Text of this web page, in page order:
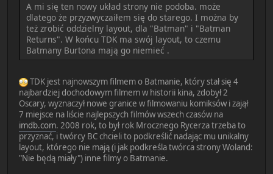
A mi się ten nowy układ strony nie podoba. może
dlatego że przyzwyczaiłem się do starego. I można by
też zrobić oddzielny layout, dla "Batman" i "Batman
Returns". W końcu TDK ma swój layout, to czemu
Batmany Burtona mają go niemieć .
TDK jest najnowszym filmem o Batmanie, który stał się 4
najbardziej dochodowym filmem w historii kina, zdobył 2
Oscary, wyznaczył nowe granice w filmowaniu komiksów i zajął
7 miejsce na liście najlepszych filmów wszech czasów na
imdb.com. 2008 rok, to był rok Mrocznego Rycerza trzeba to
przyznać, i twórcy BC chcieli to podkreślić nadając mu unikalny
layout, którego nie mają (i jak podkreśla twórca strony Woland:
"Nie będą miały") inne filmy o Batmanie.